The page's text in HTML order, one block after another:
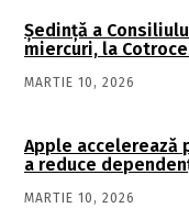
Şedinţă a
miercuri, la
MARTIE 10, 2026
Apple accelerează
a reduce
MARTIE 10, 2026